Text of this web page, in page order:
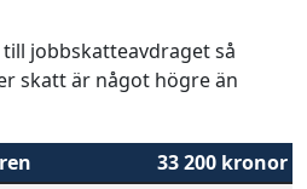
jobbskatteavdraget så
skatt är något högre än
33 200 kronor